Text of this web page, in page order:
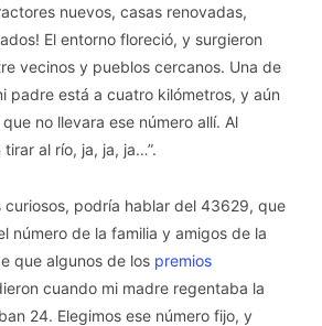
nuevos, casas renovadas,
El entorno floreció, y surgieron
vecinos y pueblos cercanos. Una de
padre está a cuatro kilómetros, y aún
no llevara ese número allí. Al
al río, ja, ja, ja…”.
curiosos, podría hablar del 43629, que
número de la familia y amigos de la
que algunos de los premios
cuando mi madre regentaba la
24. Elegimos ese número fijo, y